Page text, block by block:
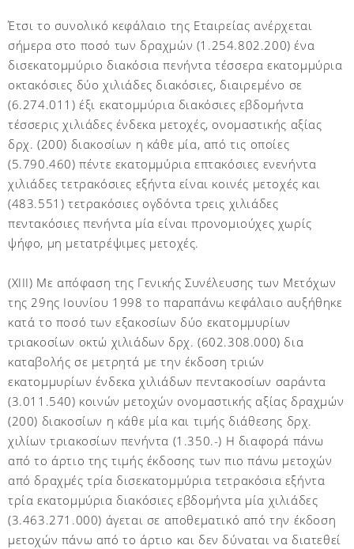
Έτσι το συνολικό κεφάλαιο της Εταιρείας ανέρχεται
σήμερα στο ποσό των δραχμών (1.254.802.200) ένα
δισεκατομμύριο διακόσια πενήντα τέσσερα εκατομμύρια
οκτακόσιες δύο χιλιάδες διακόσιες, διαιρεμένο σε
(6.274.011) έξι εκατομμύρια διακόσιες εβδομήντα
τέσσερις χιλιάδες ένδεκα μετοχές, ονομαστικής αξίας
δρχ. (200) διακοσίων η κάθε μία, από τις οποίες
(5.790.460) πέντε εκατομμύρια επτακόσιες ενενήντα
χιλιάδες τετρακόσιες εξήντα είναι κοινές μετοχές και
(483.551) τετρακόσιες ογδόντα τρεις χιλιάδες
πεντακόσιες πενήντα μία είναι προνομιούχες χωρίς
ψήφο, μη μετατρέψιμες μετοχές.
(ΧΙΙΙ) Με απόφαση της Γενικής Συνέλευσης των Μετόχων
της 29ης Ιουνίου 1998 το παραπάνω κεφάλαιο αυξήθηκε
κατά το ποσό των εξακοσίων δύο εκατομμυρίων
τριακοσίων οκτώ χιλιάδων δρχ. (602.308.000) δια
καταβολής σε μετρητά με την έκδοση τριών
εκατομμυρίων ένδεκα χιλιάδων πεντακοσίων σαράντα
(3.011.540) κοινών μετοχών ονομαστικής αξίας δραχμών
(200) διακοσίων η κάθε μία και τιμής διάθεσης δρχ.
χιλίων τριακοσίων πενήντα (1.350.-) Η διαφορά πάνω
από το άρτιο της τιμής έκδοσης των πιο πάνω μετοχών
από δραχμές τρία δισεκατομμύρια τετρακόσια εξήντα
τρία εκατομμύρια διακόσιες εβδομήντα μία χιλιάδες
(3.463.271.000) άγεται σε αποθεματικό από την έκδοση
μετοχών πάνω από το άρτιο και δεν δύναται να διατεθεί